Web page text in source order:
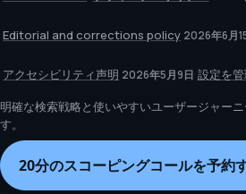
Editorial and corrections policy 2026年6月
アクセシビリティ声明 2026年5月9日 設定を
明確な検索戦略と使いやすいユーザージャー
す。
20分のスコーピングコールを予約